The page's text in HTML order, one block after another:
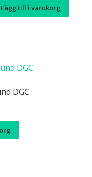
Lägg till i varukorg
DGC